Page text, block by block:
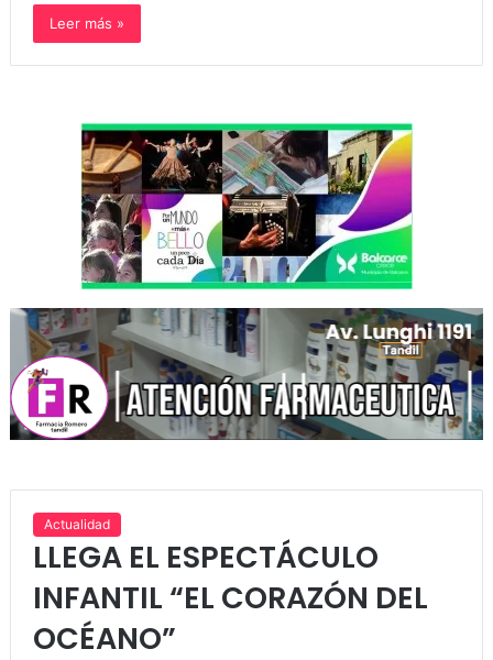
Leer más »
Actualidad
LLEGA EL ESPECTÁCULO
INFANTIL “EL CORAZÓN DEL
OCÉANO”